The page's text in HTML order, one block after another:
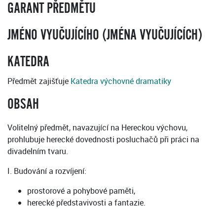
GARANT PŘEDMĚTU
JMÉNO VYUČUJÍCÍHO (JMÉNA VYUČUJÍCÍCH)
KATEDRA
Předmět zajišťuje Katedra výchovné dramatiky
OBSAH
Volitelný předmět, navazující na Hereckou výchovu,
prohlubuje herecké dovednosti posluchačů při práci na
divadelním tvaru.
I. Budování a rozvíjení:
prostorové a pohybové paměti,
herecké představivosti a fantazie.